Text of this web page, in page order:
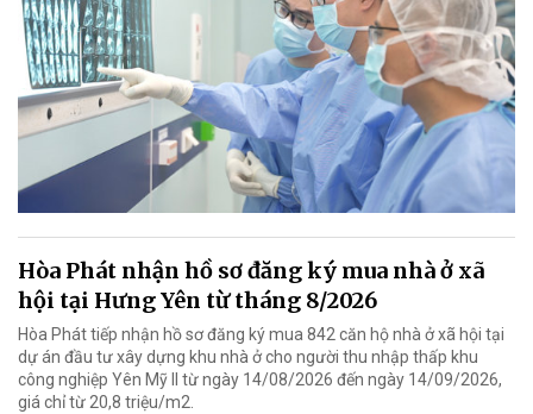
Hòa Phát nhận hồ sơ đăng ký mua nhà ở xã
hội tại Hưng Yên từ tháng 8/2026
Hòa Phát tiếp nhận hồ sơ đăng ký mua 842 căn hộ nhà ở xã hội tại
dự án đầu tư xây dựng khu nhà ở cho người thu nhập thấp khu
công nghiệp Yên Mỹ II từ ngày 14/08/2026 đến ngày 14/09/2026,
giá chỉ từ 20,8 triệu/m2.